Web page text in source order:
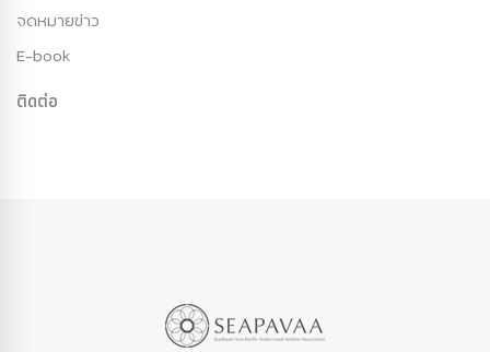
จดหมายข่าว
E-book
ติดต่อ